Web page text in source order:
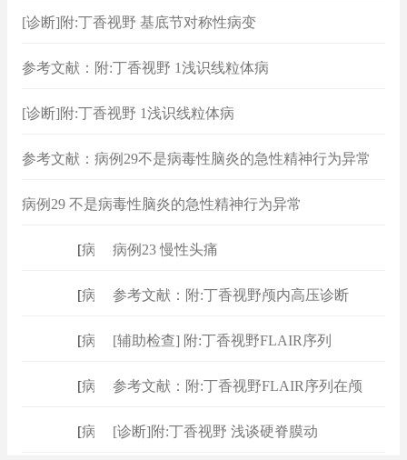
[诊断]附:丁香视野 基底节对称性病变
参考文献：附:丁香视野 1浅识线粒体病
[诊断]附:丁香视野 1浅识线粒体病
参考文献：病例29不是病毒性脑炎的急性精神行为异常
病例29 不是病毒性脑炎的急性精神行为异常
病例 病例23 慢性头痛
病例 参考文献：附:丁香视野颅内高压诊断
病例 [辅助检查] 附:丁香视野FLAIR序列
病例 参考文献：附:丁香视野FLAIR序列在颅
病例 [诊断]附:丁香视野 浅谈硬脊膜动